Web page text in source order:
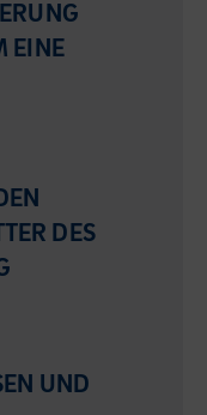
EINE
DES
UND